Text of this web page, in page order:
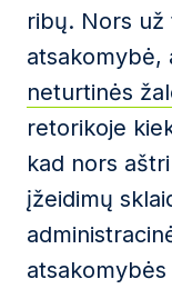
ribų. Nors už
atsakomybė,
neturtinės
retorikoje
kad nors
įžeidimų
atsakomybės